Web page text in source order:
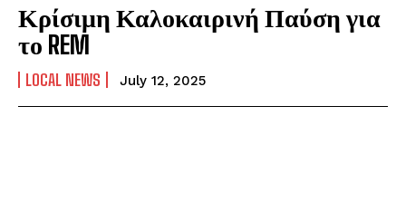
Κρίσιμη Καλοκαιρινή Παύση για
το REM
LOCAL NEWS July 12, 2025